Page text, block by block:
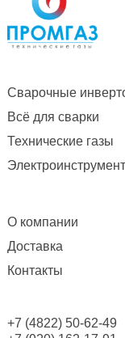
Сварочные
Всё для сварки
Технические газы
Электроинструмент
О компании
Доставка
Контакты
+7 (4822) 50-62-49